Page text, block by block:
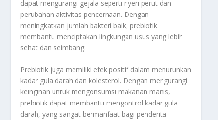
dapat mengurangi gejala seperti nyeri perut dan
perubahan aktivitas pencernaan. Dengan
meningkatkan jumlah bakteri baik, prebiotik
membantu menciptakan lingkungan usus yang lebih
sehat dan seimbang.
Prebiotik juga memiliki efek positif dalam menurunkan
kadar gula darah dan kolesterol. Dengan mengurangi
keinginan untuk mengonsumsi makanan manis,
prebiotik dapat membantu mengontrol kadar gula
darah, yang sangat bermanfaat bagi penderita